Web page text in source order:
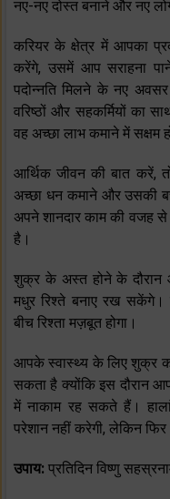
नए-नए दोस्त बनाने और नए
करियर के क्षेत्र में आपका
करेंगे, उसमें आप सराहना
पदोन्नति मिलने के नए
वरिष्ठों और सहकर्मियों का
वह अच्छा लाभ कमाने में
आर्थिक जीवन की बात करें,
अच्छा धन कमाने और उसकी
अपने शानदार काम की वजह से
है।
शुक्र के अस्त होने के दौरान
मधुर रिश्ते बनाए रख
बीच रिश्ता मज़बूत होगा।
आपके स्वास्थ्य के लिए शुक्र का
सकता है क्योंकि इस दौरान
में नाकाम रह सकते हैं।
परेशान नहीं करेगी, लेकिन फिर
उपाय: प्रतिदिन विष्णु